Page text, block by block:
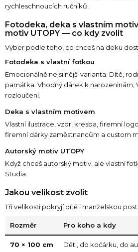
rychleschnoucích ručníků.
Fotodeka, deka s vlastním
motiv UTOPY — co kdy zvolit
Vyber podle toho, co chceš na deku
Fotodeka s vlastní fotkou
Emocionálně nejsilnější varianta. Dítě,
památka. Vhodný dárek k narozeninám,
rozloučení.
Deka s vlastním motivem
Vlastní ilustrace, vzor, kresba, firemní
firemní dárky zaměstnancům a custom
Autorský motiv UTOPY
Když chceš autorský motiv, ale vlastní
Studia.
Jakou velikost zvolit
Tři velikosti pokryjí dítě i manželskou
Rozměr Pro koho a kdy
70 × 100 cm Děti, do kočárku, do